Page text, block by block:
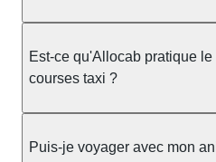
ou nombreux, précisez-le
au chauffeur" lors de la
pas impacté par le nombre de
prendre en charge
station ou sur réservation,
réservation et propose un
l'avance. Chez Allocab,
Est-ce qu'Allocab pratique
courses taxi ?
réglementation préfectorale
Puis-je voyager avec mon